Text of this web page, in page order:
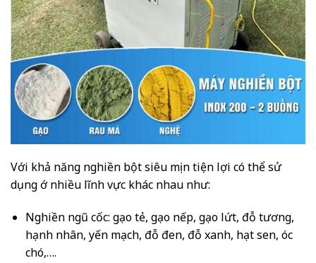
Với khả năng nghiền bột siêu mịn tiện lợi có thể sử
dụng ớ nhiều lĩnh vực khác nhau như:
Nghiền ngũ cốc: gạo tẻ, gạo nếp, gạo lứt, đỗ tương,
hạnh nhân, yến mạch, đỗ đen, đỗ xanh, hạt sen, óc
chó,….